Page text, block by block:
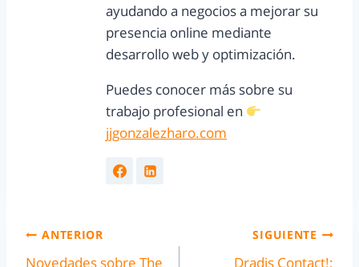
ayudando a negocios a mejorar su
presencia online mediante
desarrollo web y optimización.
Puedes conocer más sobre su
trabajo profesional en
jjgonzalezharo.com
ANTERIOR
Novedades sobre The
SIGUIENTE
Dradis Contact!: